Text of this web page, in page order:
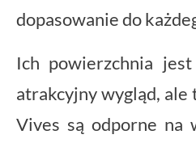
dopasowanie do
Ich powierzchnia
atrakcyjny wygląd, ale
Vives są odporne na